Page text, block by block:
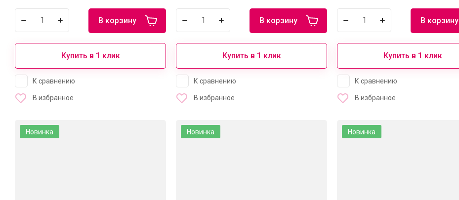
В корзину
Купить в 1 клик
К сравнению
В избранное
В корзину
Купить в 1 клик
К сравнению
В избранное
В корзину
Купить в 1 клик
К сравнению
В избранное
Новинка Новинка Новинка